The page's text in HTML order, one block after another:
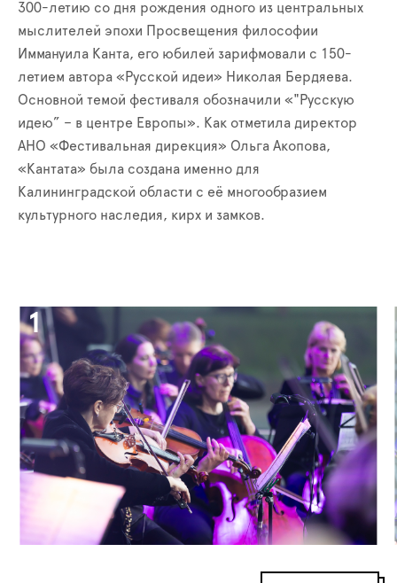
300-летию со дня рождения одного из центральных
мыслителей эпохи Просвещения философии
Иммануила Канта, его юбилей зарифмовали с 150-
летием автора «Русской идеи» Николая Бердяева.
Основной темой фестиваля обозначили «"Русскую
идею” – в центре Европы». Как отметила директор
АНО «Фестивальная дирекция» Ольга Акопова,
«Кантата» была создана именно для
Калининградской области с её многообразием
культурного наследия, кирх и замков.